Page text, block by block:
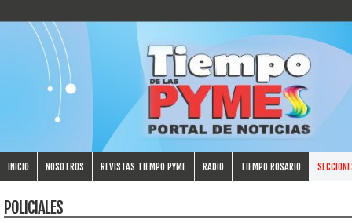
INICIO NOSOTROS REVISTAS TIEMPO PYME RADIO TIEMPO ROSARIO
POLICIALES